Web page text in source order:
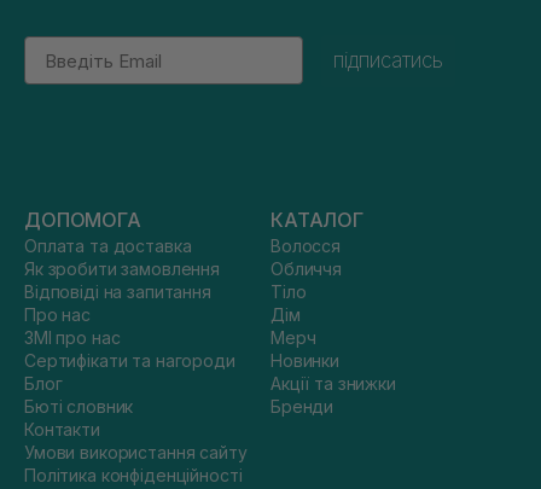
Email
підписатись
ДОПОМОГА
Оплата та доставка
Як зробити замовлення
Відповіді на запитання
Про нас
ЗМІ про нас
Сертифікати та нагороди
Блог
Бюті словник
Контакти
Умови використання сайту
Політика конфіденційності
КАТАЛОГ
Волосся
Обличчя
Тіло
Дім
Мерч
Новинки
Акції та знижки
Бренди